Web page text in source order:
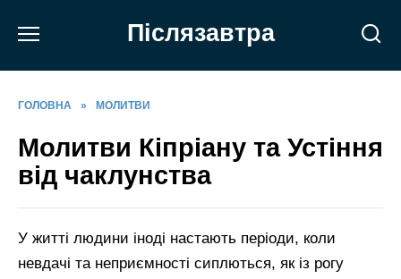
Післязавтра
ГОЛОВНА » МОЛИТВИ
Молитви Кіпріану та Устіння
від чаклунства
У житті людини іноді настають періоди, коли
невдачі та неприємності сиплються, як із рогу